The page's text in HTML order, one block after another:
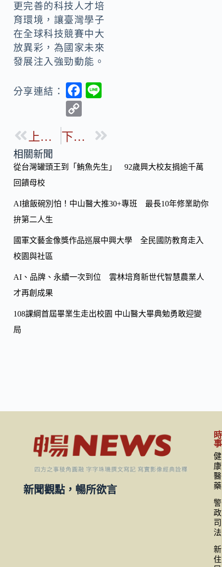
更完善的科技人才培
育環境，讓臺灣學子
在全球科技競賽中大
放異彩，為國家未來
發展注入強勁動能。
分享連結：
F
b
o
p
Li
k
上一篇 下一篇
相關新聞
從台灣罐頭王到「鮪魚先生」 92歲興大校友捐逾千萬
回饋母校
AI搶飯碗別怕！中山醫大推30+專班 最長10年修業助你
拚第二人生
國軍文藝金像獎作品巡展中興大學 全民國防教育走入
校園與社區
AI、品牌、永續一次到位 雲林培育新世代智慧農業人
才再創成果
108課綱首屆畢業生走出校園 中山醫大畢典勉勇敢迎變
局
新聞觀點，暢所欲言
時
事
健
康
醫
藥
警
政
司
法
新
住